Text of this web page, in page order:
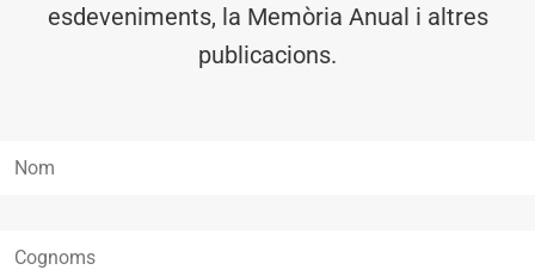
esdeveniments, la Memòria Anual i altres
publicacions.